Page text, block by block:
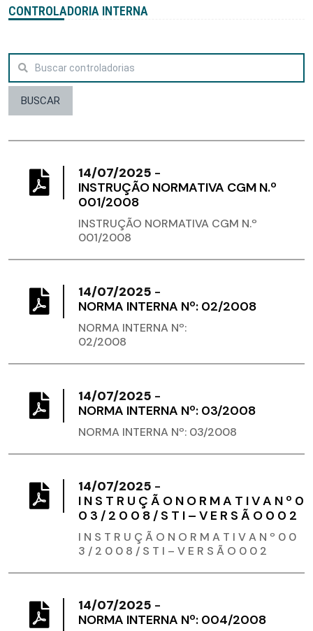
CONTROLADORIA INTERNA
BUSCAR
14/07/2025 -
INSTRUÇÃO NORMATIVA CGM N.º
001/2008
INSTRUÇÃO NORMATIVA CGM N.º
001/2008
14/07/2025 -
NORMA INTERNA Nº: 02/2008
NORMA INTERNA Nº:
02/2008
14/07/2025 -
NORMA INTERNA Nº: 03/2008
NORMA INTERNA Nº: 03/2008
14/07/2025 -
I N S T R U Ç Ã O N O R M A T I V A N º 0
0 3 / 2 0 0 8 / S T I – V E R S Ã O 0 0 2
I N S T R U Ç Ã O N O R M A T I V A N º 0 0
3 / 2 0 0 8 / S T I – V E R S Ã O 0 0 2
14/07/2025 -
NORMA INTERNA Nº: 004/2008